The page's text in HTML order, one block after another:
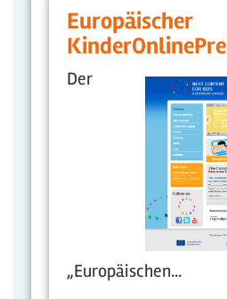
Europäischer
Der
„Europäischen...